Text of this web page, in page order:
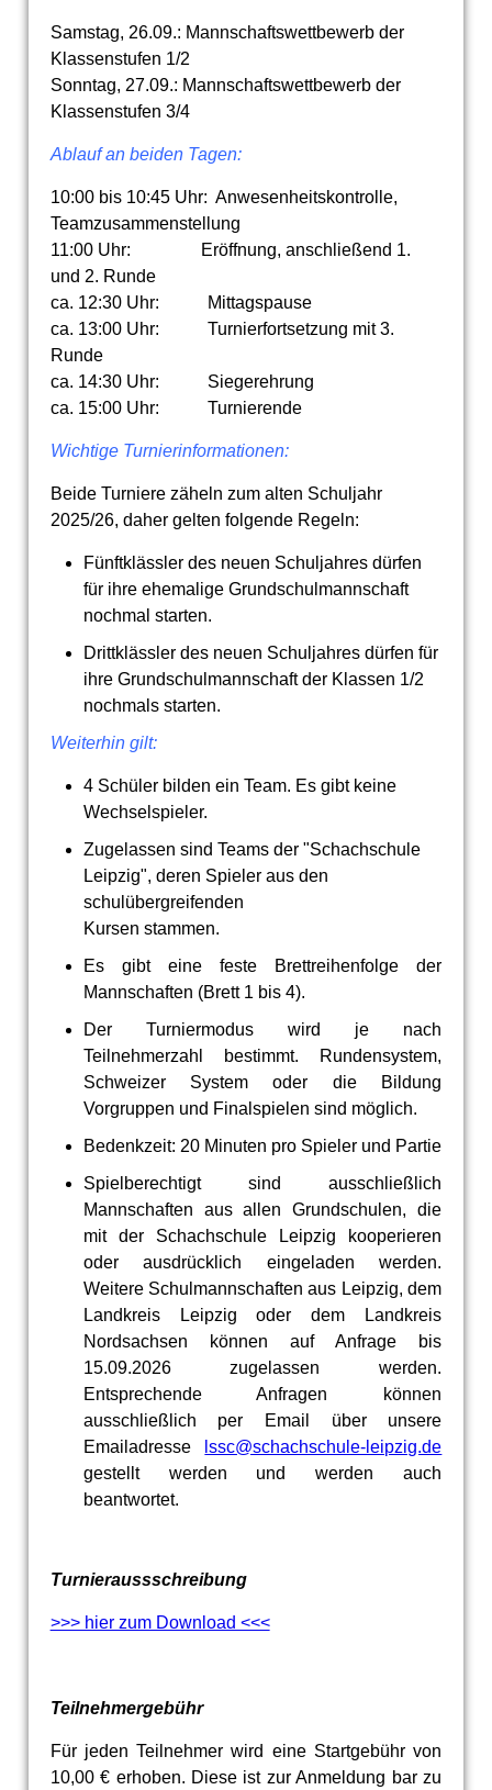
Samstag, 26.09.: Mannschaftswettbewerb der
Klassenstufen 1/2
Sonntag, 27.09.: Mannschaftswettbewerb der
Klassenstufen 3/4
Ablauf an beiden Tagen:
10:00 bis 10:45 Uhr: Anwesenheitskontrolle,
Teamzusammenstellung
11:00 Uhr: Eröffnung, anschließend 1.
und 2. Runde
ca. 12:30 Uhr: Mittagspause
ca. 13:00 Uhr: Turnierfortsetzung mit 3.
Runde
ca. 14:30 Uhr: Siegerehrung
ca. 15:00 Uhr: Turnierende
Wichtige Turnierinformationen:
Beide Turniere zäheln zum alten Schuljahr
2025/26, daher gelten folgende Regeln:
Fünftklässler des neuen Schuljahres dürfen
für ihre ehemalige Grundschulmannschaft
nochmal starten.
Drittklässler des neuen Schuljahres dürfen für
ihre Grundschulmannschaft der Klassen 1/2
nochmals starten.
Weiterhin gilt:
4 Schüler bilden ein Team. Es gibt keine
Wechselspieler.
Zugelassen sind Teams der "Schachschule
Leipzig", deren Spieler aus den
schulübergreifenden
Kursen stammen.
Es gibt eine feste Brettreihenfolge der
Mannschaften (Brett 1 bis 4).
Der Turniermodus wird je nach
Teilnehmerzahl bestimmt. Rundensystem,
Schweizer System oder die Bildung
Vorgruppen und Finalspielen sind möglich.
Bedenkzeit: 20 Minuten pro Spieler und Partie
Spielberechtigt sind ausschließlich
Mannschaften aus allen Grundschulen, die
mit der Schachschule Leipzig kooperieren
oder ausdrücklich eingeladen werden.
Weitere Schulmannschaften aus Leipzig, dem
Landkreis Leipzig oder dem Landkreis
Nordsachsen können auf Anfrage bis
15.09.2026 zugelassen werden.
Entsprechende Anfragen können
ausschließlich per Email über unsere
Emailadresse
lssc@schachschule-leipzig.de
gestellt werden und werden auch
beantwortet.
Turnieraussschreibung
>>> hier zum Download <<<
Teilnehmergebühr
Für jeden Teilnehmer wird eine Startgebühr von
10,00 € erhoben. Diese ist zur Anmeldung bar zu